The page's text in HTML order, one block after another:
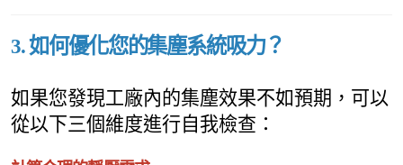
3. 如何優化您的集塵系統吸力？
如果您發現工廠內的集塵效果不如預期，可以
從以下三個維度進行自我檢查：